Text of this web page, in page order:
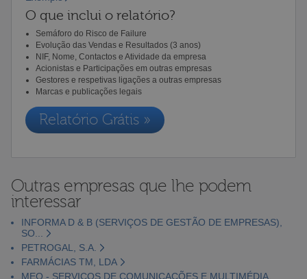
O que inclui o relatório?
Semáforo do Risco de Failure
Evolução das Vendas e Resultados (3 anos)
NIF, Nome, Contactos e Atividade da empresa
Acionistas e Participações em outras empresas
Gestores e respetivas ligações a outras empresas
Marcas e publicações legais
Relatório Grátis »
Outras empresas que lhe podem
interessar
INFORMA D & B (SERVIÇOS DE GESTÃO DE EMPRESAS),
SO...
PETROGAL, S.A.
FARMÁCIAS TM, LDA
MEO - SERVIÇOS DE COMUNICAÇÕES E MULTIMÉDIA,